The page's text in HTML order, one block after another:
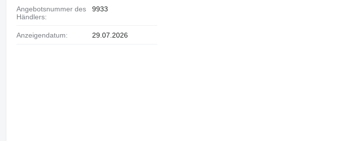
Angebotsnummer des
Händlers:
9933
Anzeigendatum: 29.07.2026